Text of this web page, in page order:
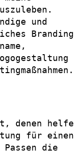
und
Branding
denen helfe
für einen
die